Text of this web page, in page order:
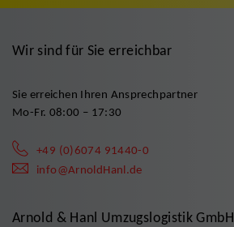
Wir sind für Sie erreichbar
Sie erreichen Ihren Ansprechpartner
Mo-Fr. 08:00 – 17:30
+49 (0)6074 91440-0
info@ArnoldHanl.de
Arnold & Hanl Umzugslogistik GmbH